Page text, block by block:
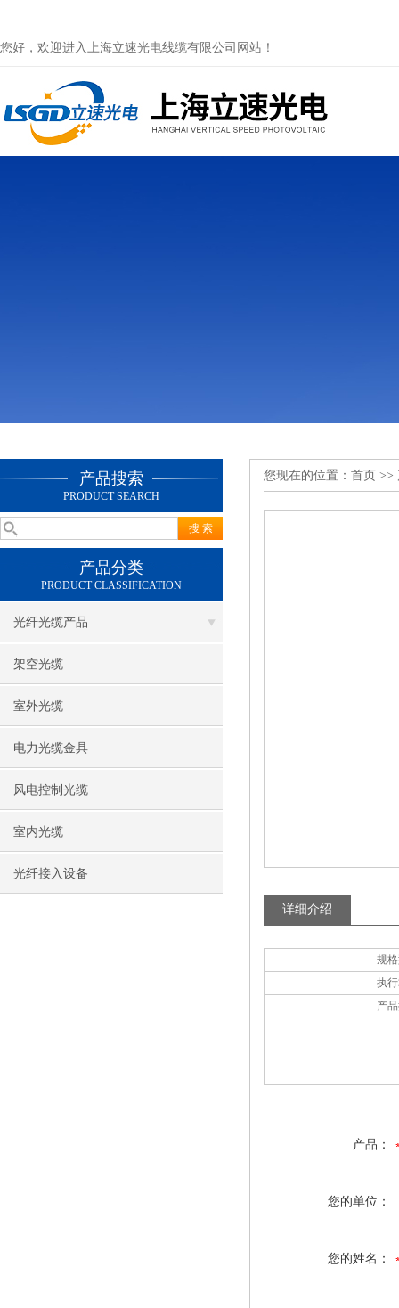
您好，欢迎进入上海立速光电线缆有限公司网站！
产品搜索
PRODUCT SEARCH
产品分类
PRODUCT CLASSIFICATION
光纤光缆产品
架空光缆
室外光缆
电力光缆金具
风电控制光缆
室内光缆
光纤接入设备
您现在的位置： 首页 >>
详细介绍
规
执
产
产品：
您的单位：
您的姓名：